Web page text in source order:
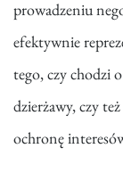
prowadzeniu
efektywnie
tego, czy chodzi
dzierżawy, czy
ochronę